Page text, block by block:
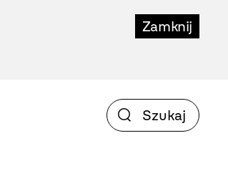
Zamknij